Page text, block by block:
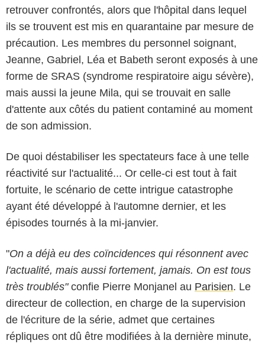
retrouver confrontés, alors que l'hôpital dans lequel
ils se trouvent est mis en quarantaine par mesure de
précaution. Les membres du personnel soignant,
Jeanne, Gabriel, Léa et Babeth seront exposés à une
forme de SRAS (syndrome respiratoire aigu sévère),
mais aussi la jeune Mila, qui se trouvait en salle
d'attente aux côtés du patient contaminé au moment
de son admission.
De quoi déstabiliser les spectateurs face à une telle
réactivité sur l'actualité... Or celle-ci est tout à fait
fortuite, le scénario de cette intrigue catastrophe
ayant été développé à l'automne dernier, et les
épisodes tournés à la mi-janvier.
"On a déjà eu des coïncidences qui résonnent avec
l'actualité, mais aussi fortement, jamais. On est tous
très troublés"confie Pierre Monjanel au Parisien. Le
directeur de collection, en charge de la supervision
de l'écriture de la série, admet que certaines
répliques ont dû être modifiées à la dernière minute,